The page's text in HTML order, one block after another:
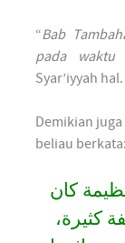
“Bab
pada waktu
Syar’iyyah
Demikian
beliau berkata:
كان
كثيرة،